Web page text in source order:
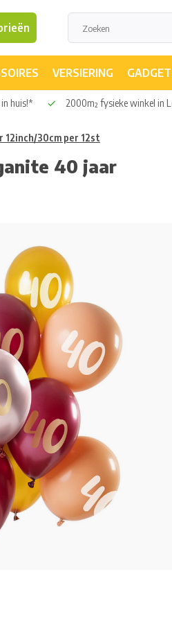
VERSIERING
huis!* 2000m² fysieke winkel in
30cm per 12st
40 jaar